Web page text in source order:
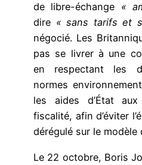
de libre-échange «
dire « sans tarifs et
négocié. Les
pas se livrer à une
en respectant les
normes
les aides d’État
fiscalité, afin d’éviter
dérégulé sur le modèle
Le 22 octobre, Boris